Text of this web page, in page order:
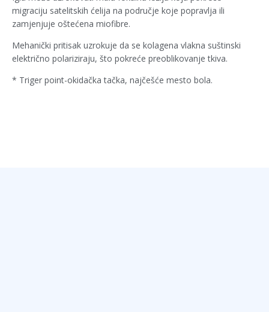
migraciju satelitskih ćelija na područje koje popravlja ili
zamjenjuje oštećena miofibre.
Mehanički pritisak uzrokuje da se kolagena vlakna suštinski
električno polariziraju, što pokreće preoblikovanje tkiva.
* Triger point-okidačka tačka, najčešće mesto bola.